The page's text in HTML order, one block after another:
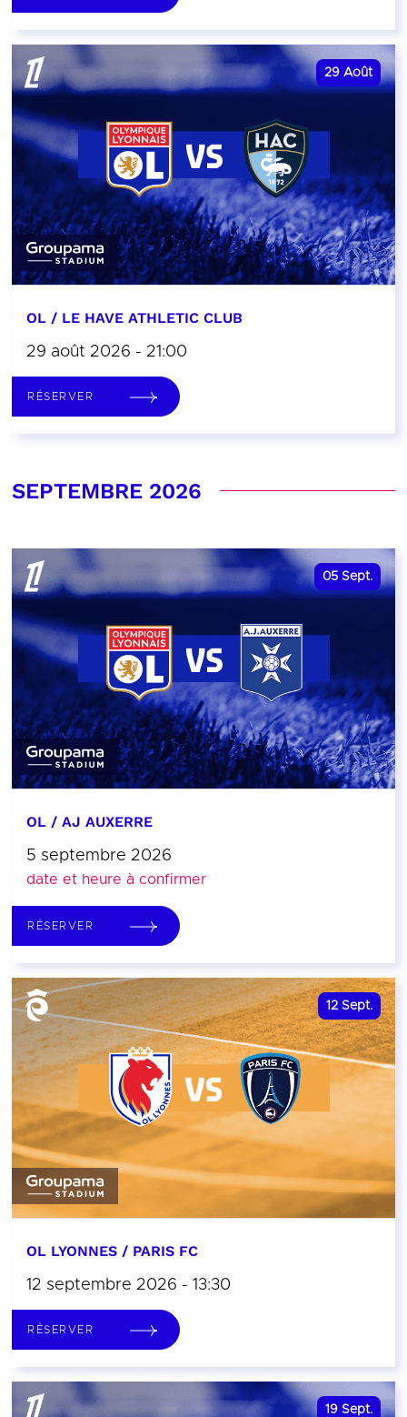
29 Août
OL / LE HAVE ATHLETIC CLUB
29 août 2026 - 21:00
RÉSERVER
SEPTEMBRE 2026
05 Sept.
OL / AJ AUXERRE
5 septembre 2026
date et heure à confirmer
RÉSERVER
12 Sept.
OL LYONNES / PARIS FC
12 septembre 2026 - 13:30
RÉSERVER
19 Sept.